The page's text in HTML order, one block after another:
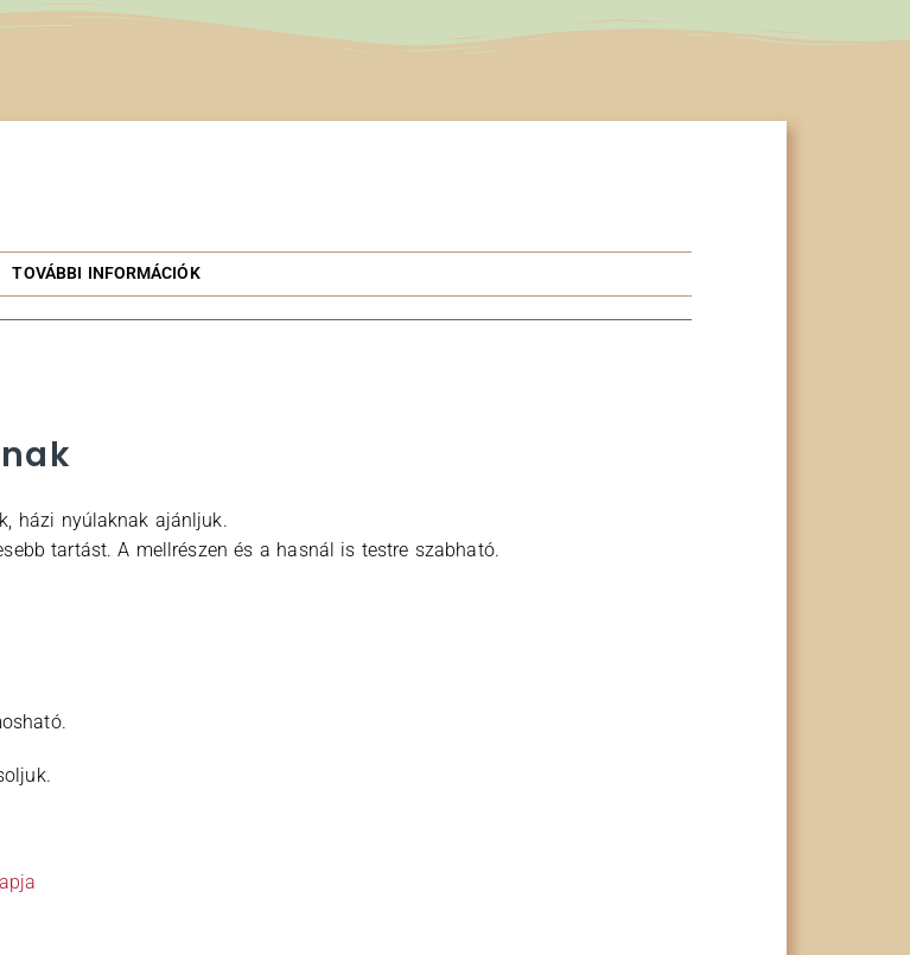
TOVÁBBI INFORMÁCIÓK
házi nyúlaknak ajánljuk.
tartást. A mellrészen és a hasnál is testre szabható.